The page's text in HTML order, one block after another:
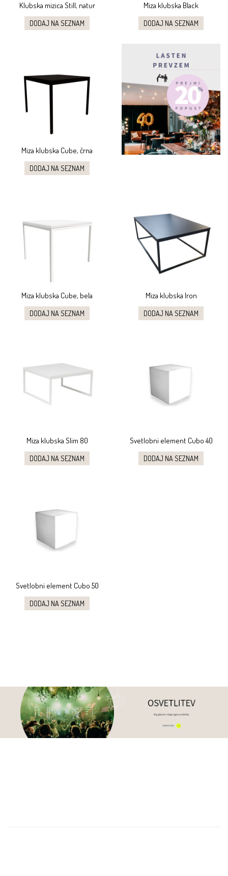
Klubska mizica Still, natur
DODAJ NA SEZNAM
Miza klubska Black
DODAJ NA SEZNAM
Miza klubska Cube, črna
DODAJ NA SEZNAM
Miza klubska Cube, bela
DODAJ NA SEZNAM
Miza klubska Iron
DODAJ NA SEZNAM
Miza klubska Slim 80
DODAJ NA SEZNAM
Svetlobni element Cubo 40
DODAJ NA SEZNAM
Svetlobni element Cubo 50
DODAJ NA SEZNAM